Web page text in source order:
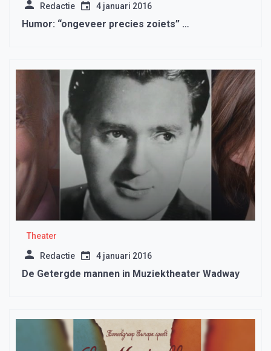
Redactie 4 januari 2016
Humor: “ongeveer precies zoiets” …
Theater
Redactie 4 januari 2016
De Getergde mannen in Muziektheater Wadway